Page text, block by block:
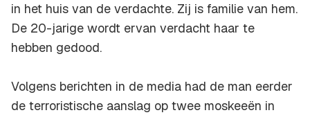
in het huis van de verdachte. Zij is familie van hem.
De 20-jarige wordt ervan verdacht haar te
hebben gedood.
Volgens berichten in de media had de man eerder
de terroristische aanslag op twee moskeeën in